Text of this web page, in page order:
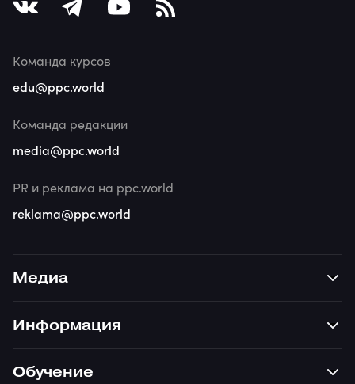
Медиа
Информация
Обучение
Команда курсов
edu@ppc.world
Команда редакции
media@ppc.world
PR и реклама на ppc.world
reklama@ppc.world